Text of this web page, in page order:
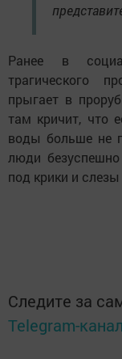
Ранее в
трагического
прыгает в
там кричит, что
воды больше не
люди
под крики и
Следите за
Telegram-